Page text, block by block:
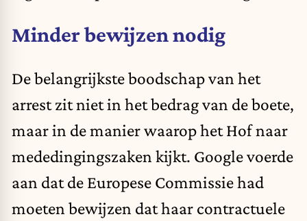
Minder bewijzen nodig
De belangrijkste boodschap van het
arrest zit niet in het bedrag van de boete,
maar in de manier waarop het Hof naar
mededingingszaken kijkt. Google voerde
aan dat de Europese Commissie had
moeten bewijzen dat haar contractuele